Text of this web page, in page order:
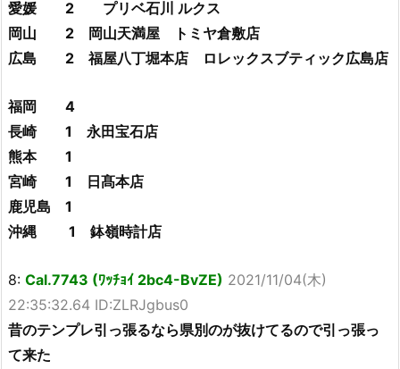
愛媛 2 プリベ石川 ルクス
岡山 2 岡山天満屋 トミヤ倉敷店
広島 2 福屋八丁堀本店 ロレックスブティック広島店
福岡 4
長崎 1 永田宝石店
熊本 1
宮崎 1 日髙本店
鹿児島 1
沖縄 1 鉢嶺時計店
8: Cal.7743 (ﾜｯﾁｮｲ 2bc4-BvZE) 2021/11/04(木)
22:35:32.64 ID:ZLRJgbus0
昔のテンプレ引っ張るなら県別のが抜けてるので引っ張っ
て来た